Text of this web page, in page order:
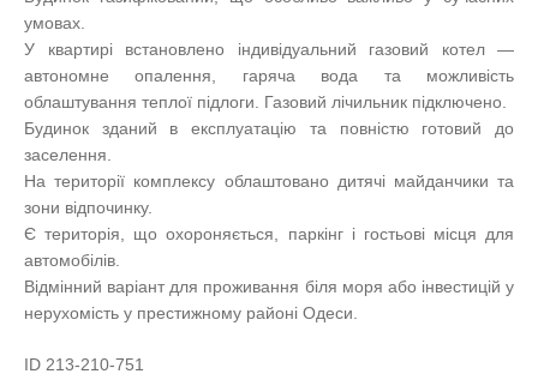
умовах.
У квартирі встановлено індивідуальний газовий котел —
автономне опалення, гаряча вода та можливість
облаштування теплої підлоги. Газовий лічильник підключено.
Будинок зданий в експлуатацію та повністю готовий до
заселення.
На території комплексу облаштовано дитячі майданчики та
зони відпочинку.
Є територія, що охороняється, паркінг і гостьові місця для
автомобілів.
Відмінний варіант для проживання біля моря або інвестицій у
нерухомість у престижному районі Одеси.
ID 213-210-751